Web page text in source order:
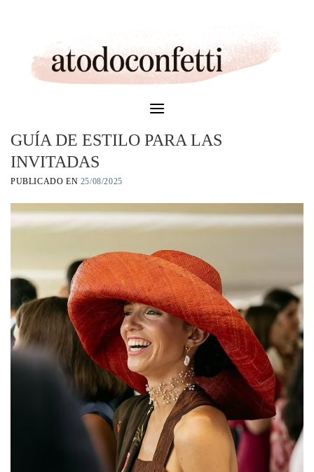
GUÍA DE ESTILO PARA LAS
INVITADAS
PUBLICADO EN 25/08/2025